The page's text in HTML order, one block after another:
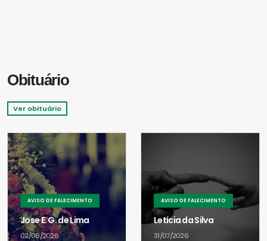
Obituário
Ver obituário
AVISO DE FALECIMENTO
Jose E. G. de Lima
02/08/2026
AVISO DE FALECIMENTO
Letícia da Silva
31/07/2026